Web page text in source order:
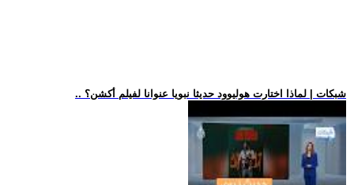
.. شبكات | لماذا اختارت هوليوود حديثا نبويا عنوانا لفيلم أكشن؟